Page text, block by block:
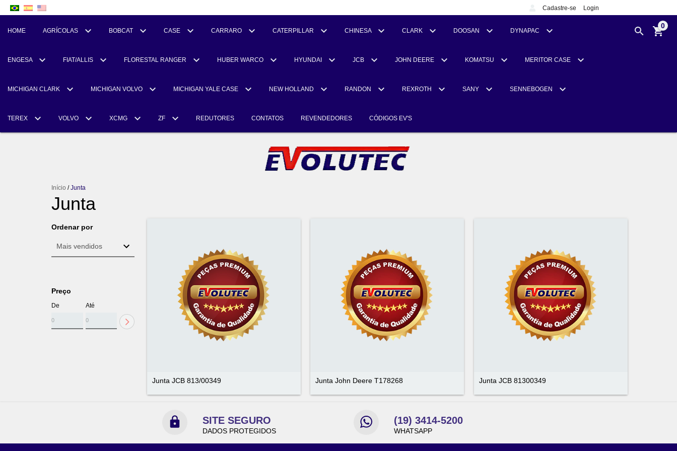
Cadastre-se Login
HOME AGRÍCOLAS BOBCAT CASE CARRARO CATERPILLAR CHINESA CLARK DOOSAN DYNAPAC
ENGESA FIAT/ALLIS FLORESTAL RANGER HUBER WARCO HYUNDAI JCB JOHN DEERE KOMATSU MERITOR CASE
MICHIGAN CLARK MICHIGAN VOLVO MICHIGAN YALE CASE NEW HOLLAND RANDON REXROTH SANY SENNEBOGEN
TEREX VOLVO XCMG ZF REDUTORES CONTATOS REVENDEDORES CÓDIGOS EV'S
0
Início / Junta
Junta
Ordenar por
Preço
De Até
Junta JCB 813/00349 Junta John Deere T178268 Junta JCB 81300349
SITE SEGURO
DADOS PROTEGIDOS
(19) 3414-5200
WHATSAPP